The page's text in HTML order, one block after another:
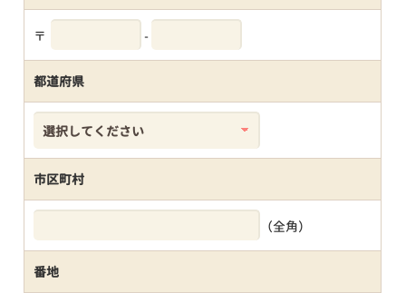
〒 -
都道府県
市区町村
（全角）
番地